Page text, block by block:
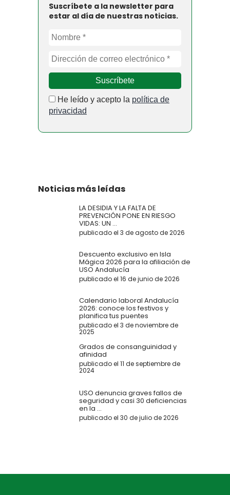
Suscríbete a la newsletter para
estar al día de nuestras noticias.
He leído y acepto la política de
privacidad
Noticias más leídas
LA DESIDIA Y LA FALTA DE
PREVENCIÓN PONE EN RIESGO
VIDAS: UN ...
publicado el 3 de agosto de 2026
Descuento exclusivo en Isla
Mágica 2026 para la afiliación de
USO Andalucía
publicado el 16 de junio de 2026
Calendario laboral Andalucía
2026: conoce los festivos y
planifica tus puentes
publicado el 3 de noviembre de
2025
Grados de consanguinidad y
afinidad
publicado el 11 de septiembre de
2024
USO denuncia graves fallos de
seguridad y casi 30 deficiencias
en la ...
publicado el 30 de julio de 2026